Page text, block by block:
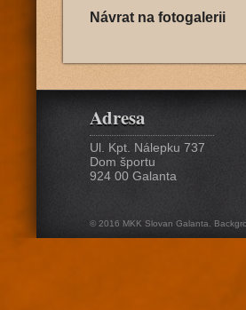
Návrat na fotogalerii
Adresa
Ul. Kpt. Nálepku 737
Dom športu
924 00 Galanta
© 2016 MKK Slovan Galanta.